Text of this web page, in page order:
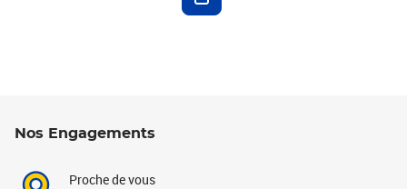
Nos Engagements
Proche de vous